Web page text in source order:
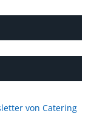
von Catering